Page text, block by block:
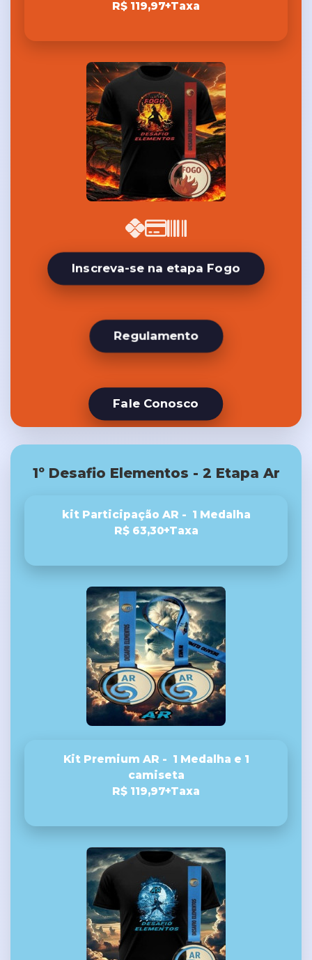
R$ 119,97+Taxa
Inscreva-se na etapa Fogo
Regulamento
Fale Conosco
1º Desafio Elementos - 2 Etapa Ar
kit Participação AR - 1 Medalha
R$ 63,30+Taxa
Kit Premium AR - 1 Medalha e 1
camiseta
R$ 119,97+Taxa